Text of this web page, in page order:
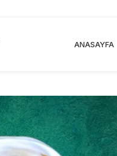
ANASAYFA